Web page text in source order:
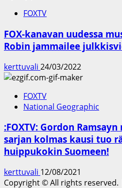
FOXTV
FOX-kanavan uudessa
Robin jammailee
kerttuvali 24/03/2022
FOXTV
National Geographic
:FOXTV: Gordon
sarjan kolmas kausi tuo
huippukokin Suomeen!
kerttuvali 12/08/2021
Copyright © All rights reserved.